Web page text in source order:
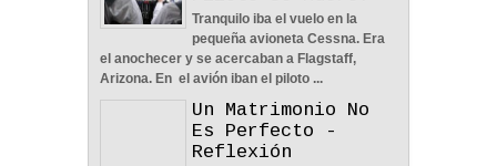
Nos Toca Escoger El
Camino, Fácil O Difícil -
Reflexión
2022 0
Tranquilo iba el vuelo en la
pequeña avioneta Cessna. Era
el anochecer y se acercaban a Flagstaff,
Arizona. En el avión iban el piloto ...
Un Matrimonio No
Es Perfecto -
Reflexión